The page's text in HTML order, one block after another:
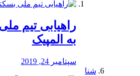
راهیابی تیم
به المپیک
سپتامبر 24, 2019
شنا